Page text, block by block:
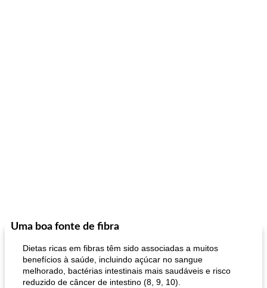
Uma boa fonte de fibra
Dietas ricas em fibras têm sido associadas a muitos
benefícios à saúde, incluindo açúcar no sangue
melhorado, bactérias intestinais mais saudáveis ​​e risco
reduzido de câncer de intestino (8, 9, 10).